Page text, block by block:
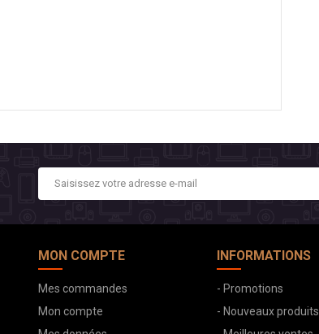
MON COMPTE
Mes commandes
Mon compte
INFORMATIONS
- Promotions
- Nouveaux produits